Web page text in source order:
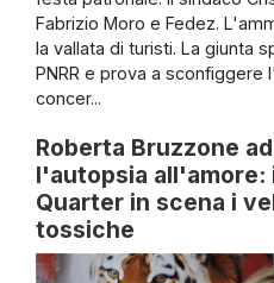
Fabrizio Moro e Fedez.
la vallata di turisti. La giunta
PNRR e prova a sconfiggere
concer...
Roberta Bruzzone
l'autopsia all'amore:
Quarter in scena i
tossiche